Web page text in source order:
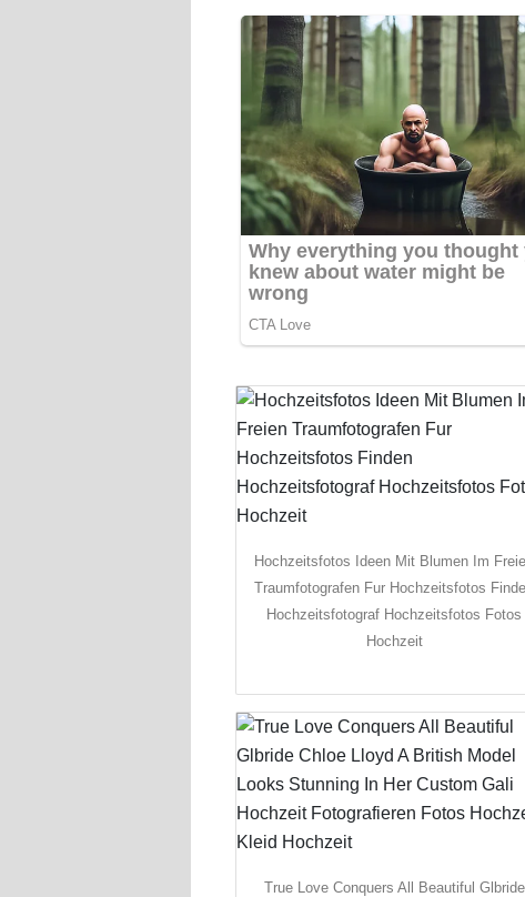
Hochzeitsfotos Ideen Mit Blumen Im
Traumfotografen Fur Hochzeitsfotos
Hochzeitsfotograf Hochzeitsfotos Fotos
Hochzeit
True Love Conquers All Beautiful Glbride